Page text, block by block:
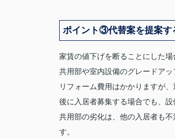
ポイント③代替案を提案す
家賃の値下げを断ることにした
共用部や室内設備のグレードア
リフォーム費用はかかりますが
後に入居者募集する場合でも、
共用部の劣化は、他の入居者も
す。